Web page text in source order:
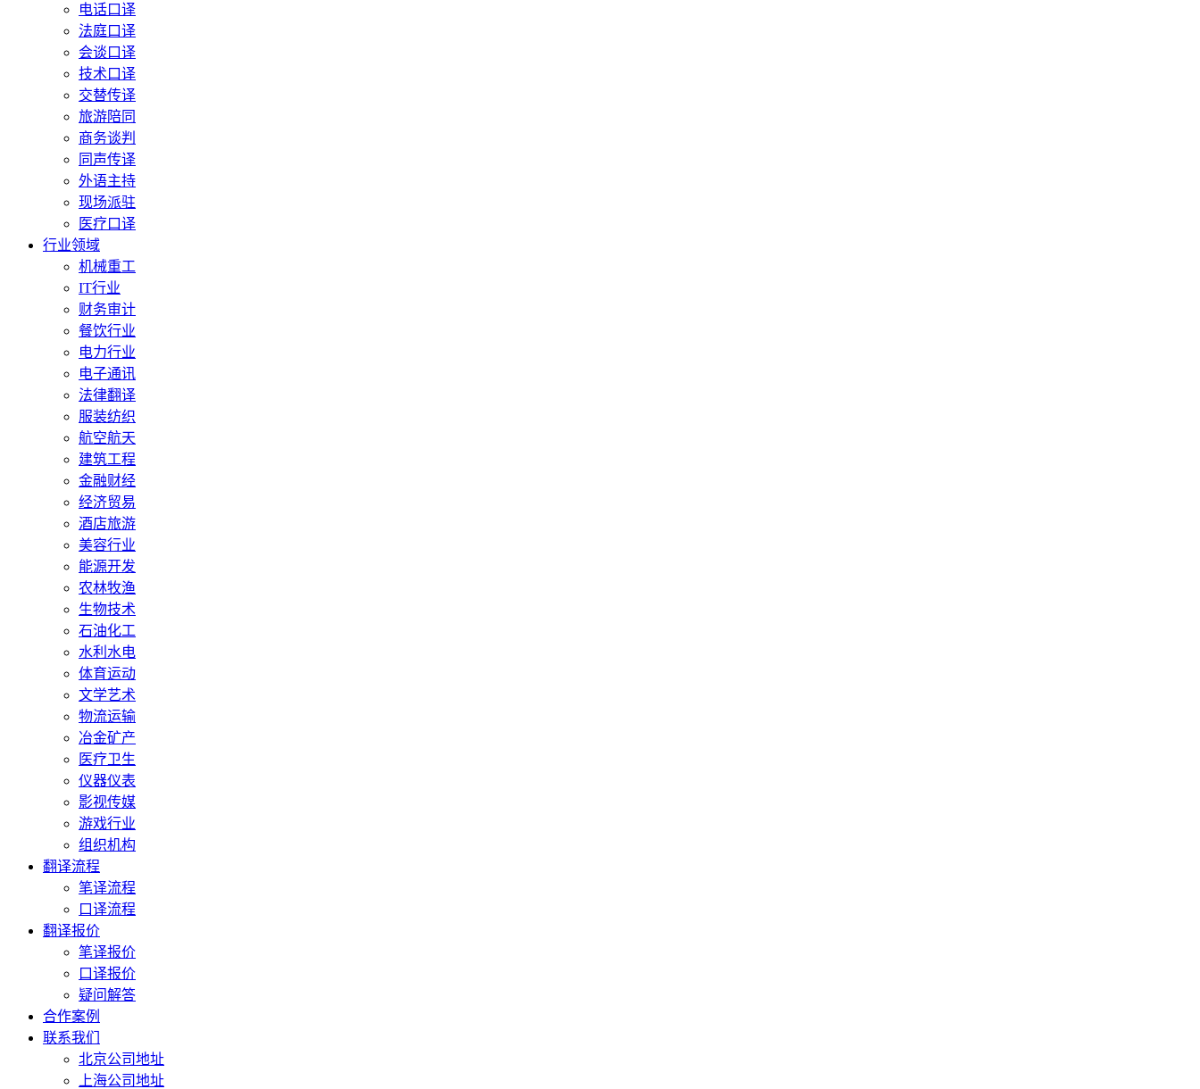
电话口译
法庭口译
会谈口译
技术口译
交替传译
旅游陪同
商务谈判
同声传译
外语主持
现场派驻
医疗口译
行业领域
机械重工
IT行业
财务审计
餐饮行业
电力行业
电子通讯
法律翻译
服装纺织
航空航天
建筑工程
金融财经
经济贸易
酒店旅游
美容行业
能源开发
农林牧渔
生物技术
石油化工
水利水电
体育运动
文学艺术
物流运输
冶金矿产
医疗卫生
仪器仪表
影视传媒
游戏行业
组织机构
翻译流程
笔译流程
口译流程
翻译报价
笔译报价
口译报价
疑问解答
合作案例
联系我们
北京公司地址
上海公司地址